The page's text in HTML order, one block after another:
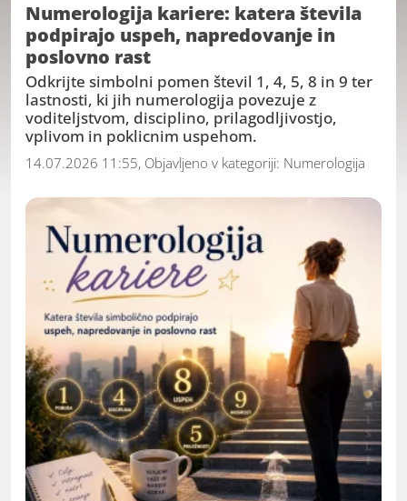
Numerologija kariere: katera števila
podpirajo uspeh, napredovanje in
poslovno rast
Odkrijte simbolni pomen števil 1, 4, 5, 8 in 9 ter
lastnosti, ki jih numerologija povezuje z
voditeljstvom, disciplino, prilagodljivostjo,
vplivom in poklicnim uspehom.
14.07.2026 11:55, Objavljeno v kategoriji: Numerologija